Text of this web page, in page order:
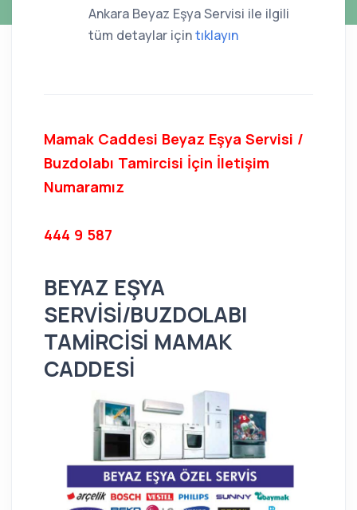
Ankara Beyaz Eşya Servisi ile ilgili
tüm detaylar içintıklayın
Mamak Caddesi Beyaz Eşya Servisi /
Buzdolabı Tamircisi İçin İletişim
Numaramız
444 9 587
BEYAZ EŞYA
SERVİSİ/BUZDOLABI
TAMİRCİSİ MAMAK
CADDESİ